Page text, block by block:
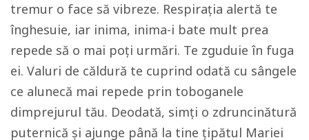
tremur o face să vibreze. Respirația alertă te
înghesuie, iar inima, inima-i bate mult prea
repede să o mai poți urmări. Te zguduie în fuga
ei. Valuri de căldură te cuprind odată cu sângele
ce alunecă mai repede prin toboganele
dimprejurul tău. Deodată, simți o zdruncinătură
puternică și ajunge până la tine țipătul Mariei